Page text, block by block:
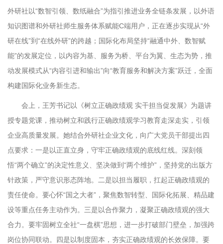
外研社以“数智引领、数纸融合”为指引推进业务全链条发展，以外语
知识图谱和外研社师生服务体系赋能C端用户，正在逐步实现从“外
研在线”到“在线外研”的跨越；国际化布局坚持“融通中外、数智赋
能”的发展定位，以内容为基、服务为桥、平台为翼、生态为势，推
动发展模式从“内容引进和输出”向“教育服务和解决方案”跃迁，全面
构建国际化业务新生态。
会上，王芳书记以《树立正确政绩观 实干担当促发展》为题讲
授专题党课，推动树立和践行正确政绩观学习教育走深走实，引领
企业高质量发展。她结合外研社企业文化，向广大党员干部提出四
点要求：一是以正直立身，守牢正确政绩观的底线红线。深刻领
悟“两个确立”的决定性意义、坚决做到“两个维护”，坚持党的出版方
针政策，严守意识形态阵地。二是以担当履职，扛起正确政绩观的
责任使命。要心怀“国之大者”，聚焦数智转型、国际化拓展、精品建
设等重点任务主动作为。三是以合作聚力，凝聚正确政绩观的强大
合力。要牢固树立全社“一盘棋”思想，进一步打破部门壁垒，加强跨
岗位协同联动。四是以制度固本，夯实正确政绩观的长效保障。要